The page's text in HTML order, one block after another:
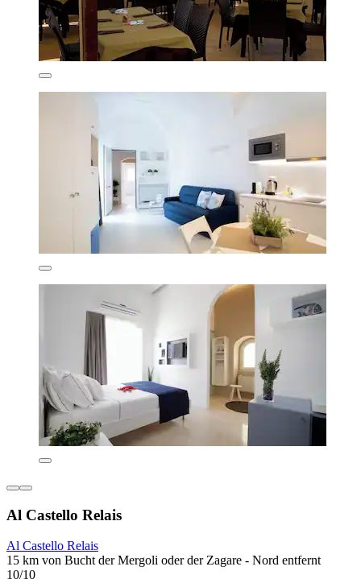
Al Castello Relais
Al Castello Relais
15 km von Bucht der Mergoli oder der Zagare - Nord entfernt
10/10